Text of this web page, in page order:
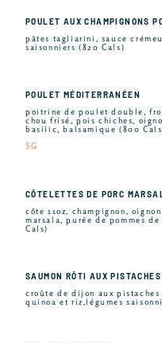
POULET AUX CHAMPIGNONS
pâtes tagliarini, sauce
saisonniers (820 Cals)
POULET MÉDITERRANÉEN
poitrine de poulet double,
chou frisé, pois chiches,
basilic, balsamique (800
SG
CÔTELETTES DE PORC
côte 11oz, champignon,
marsala, purée de pommes
Cals)
SAUMON RÔTI AUX PISTACHES
croûte de dijon aux
quinoa et riz,légumes